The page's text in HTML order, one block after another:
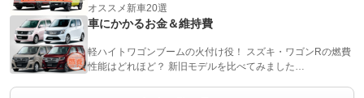
オススメ新車20選
車にかかるお金＆維持費
軽ハイトワゴンブームの火付け役！ スズキ・ワゴンRの燃費
性能はどれほど？ 新旧モデルを比べてみました…